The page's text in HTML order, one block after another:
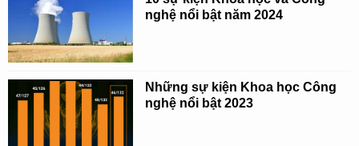
nghệ nổi bật năm 2024
Những sự kiện Khoa học Công
nghệ nổi bật 2023